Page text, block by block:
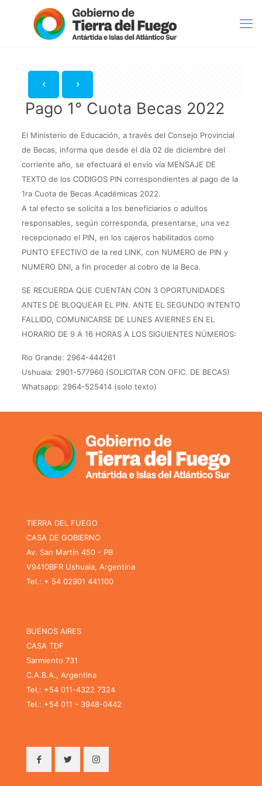
Pago 1° Cuota Becas 2022
El Ministerio de Educación, a través del Consejo Provincial
de Becas, informa que desde el día 02 de diciembre del
corriente año, se efectuará el envío vía MENSAJE DE
TEXTO de los CODIGOS PIN correspondientes al pago de la
1ra Cuota de Becas Académicas 2022.
A tal efecto se solicita a los beneficiarios o adultos
responsables, según corresponda, presentarse, una vez
recepcionado el PIN, en los cajeros habilitados como
PUNTO EFECTIVO de la red LINK, con NUMERO de PIN y
NUMERO DNI, a fin proceder al cobro de la Beca.
SE RECUERDA QUE CUENTAN CON 3 OPORTUNIDADES
ANTES DE BLOQUEAR EL PIN. ANTE EL SEGUNDO INTENTO
FALLIDO, COMUNICARSE DE LUNES AVIERNES EN EL
HORARIO DE 9 A 16 HORAS A LOS SIGUIENTES NÚMEROS:
Rio Grande: 2964-444261
Ushuaia: 2901-577960 (SOLICITAR CON OFIC. DE BECAS)
Whatsapp: 2964-525414 (solo texto)
TIERRA DEL FUEGO
CASA DE GOBIERNO
Av. San Martín 450 - PB
V9410BFR Ushuaia, Argentina
Tel.: + 54 02901 441100
BUENOS AIRES
CASA TDF
Sarmiento 731
C.A.B.A., Argentina
Tel.: +54 011-4322 7324
Tel.: +54 011 - 3948-0442